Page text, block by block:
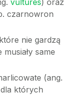
vultures) oraz
czarnowron
nie gardzą
same
(ang.
których